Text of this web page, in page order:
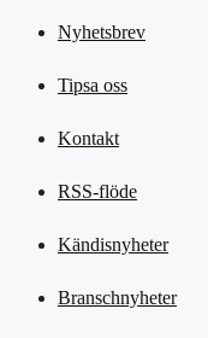
Nyhetsbrev
Tipsa oss
Kontakt
RSS-flöde
Kändisnyheter
Branschnyheter